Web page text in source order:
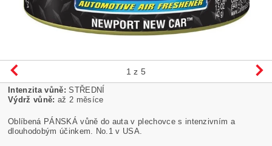
1 z 5
Intenzita vůně: STŘEDNÍ
Výdrž vůně: až 2 měsíce
Oblíbená PÁNSKÁ vůně do auta v plechovce s intenzivním a
dlouhodobým účinkem. No.1 v USA.